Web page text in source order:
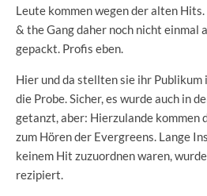
Leute kommen wegen der alten
& the Gang daher noch nicht einmal
gepackt. Profis eben.
Hier und da stellten sie ihr Publikum
die Probe. Sicher, es wurde auch in
getanzt, aber: Hierzulande kommen
zum Hören der Evergreens. Lange
keinem Hit zuzuordnen waren,
rezipiert.